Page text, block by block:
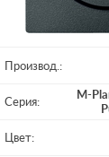
Производ.:
Серия: M-
Цвет: